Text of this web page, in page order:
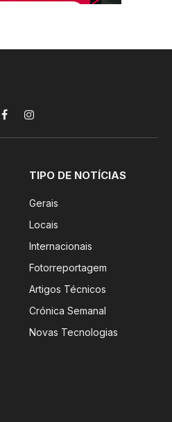
FacebookInstagram
TIPO DE NOTÍCIAS
Gerais
Locais
Internacionais
Fotorreportagem
Artigos Técnicos
Crónica Semanal
Novas Tecnologias